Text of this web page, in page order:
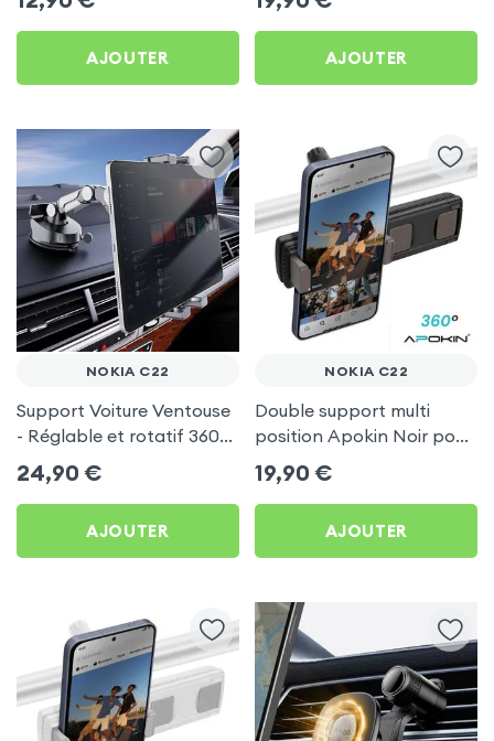
AJOUTER AJOUTER
NOKIA C22
Support Voiture Ventouse
- Réglable et rotatif 360°
pour Nokia C22
24,90 €
AJOUTER
NOKIA C22
Double support multi
position Apokin Noir pour
Nokia C22
19,90 €
AJOUTER